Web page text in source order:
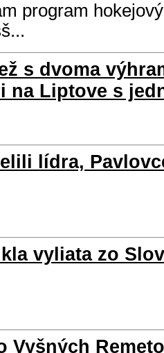
program
s dvoma
na Liptove s
lídra,
vyliata zo
Vyšných